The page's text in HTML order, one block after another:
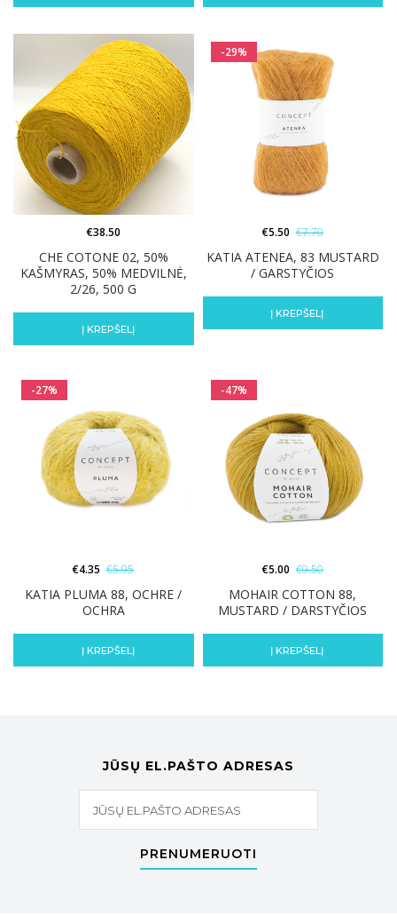
CHE COTONE 02, 50%
KAŠMYRAS, 50% MEDVILNĖ,
2/26, 500 G
€38.50
Į KREPŠELĮ
-29%
KATIA ATENEA, 83 MUSTARD
/ GARSTYČIOS
€5.50 €7.70
Į KREPŠELĮ
-27%
KATIA PLUMA 88, OCHRE /
OCHRA
€4.35 €5.95
Į KREPŠELĮ
-47%
MOHAIR COTTON 88,
MUSTARD / DARSTYČIOS
€5.00 €9.50
Į KREPŠELĮ
JŪSŲ EL.PAŠTO ADRESAS
PRENUMERUOTI